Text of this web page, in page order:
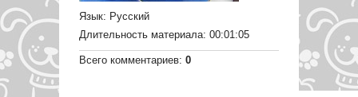
Язык: Русский
Длительность материала: 00:01:05
Всего комментариев: 0